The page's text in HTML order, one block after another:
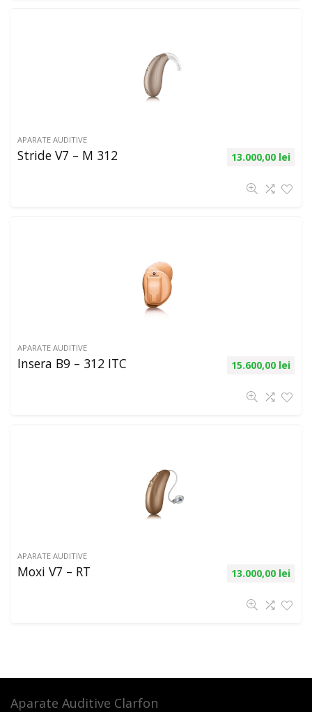
APARATE AUDITIVE
Stride V7 – M 312 13.000,00 lei
APARATE AUDITIVE
Insera B9 – 312 ITC 15.600,00 lei
APARATE AUDITIVE
Moxi V7 – RT 13.000,00 lei
Aparate Auditive Clarfon